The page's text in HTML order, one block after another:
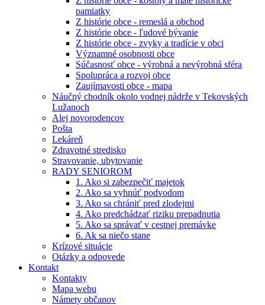
pamiatky
Z histórie obce - remeslá a obchod
Z histórie obce - ľudové bývanie
Z histórie obce - zvyky a tradície v obci
Významné osobnosti obce
Súčasnosť obce - výrobná a nevýrobná sféra
Spolupráca a rozvoj obce
Zaujímavosti obce - mapa
Náučný chodník okolo vodnej nádrže v Tekovských
Lužanoch
Alej novorodencov
Pošta
Lekáreň
Zdravotné stredisko
Stravovanie, ubytovanie
RADY SENIOROM
1. Ako si zabezpečiť majetok
2. Ako sa vyhnúť podvodom
3. Ako sa chrániť pred zlodejmi
4. Ako predchádzať riziku prepadnutia
5. Ako sa správať v cestnej premávke
6. Ak sa niečo stane
Krízové situácie
Otázky a odpovede
Kontakt
Kontakty
Mapa webu
Námety občanov